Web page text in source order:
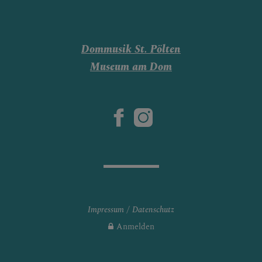
Dommusik St. Pölten
Museum am Dom
Impressum
Datenschutz
Anmelden